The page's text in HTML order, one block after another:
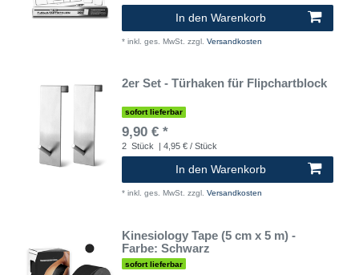
In den Warenkorb
* inkl. ges. MwSt. zzgl. Versandkosten
2er Set - Türhaken für Flipchartblock
sofort lieferbar
9,90 € *
2 Stück | 4,95 € / Stück
In den Warenkorb
* inkl. ges. MwSt. zzgl. Versandkosten
Kinesiology Tape (5 cm x 5 m) -
Farbe: Schwarz
sofort lieferbar